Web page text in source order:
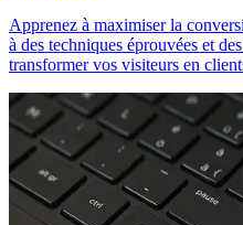
Apprenez à maximiser la
à des techniques éprouvées et
transformer vos visiteurs en